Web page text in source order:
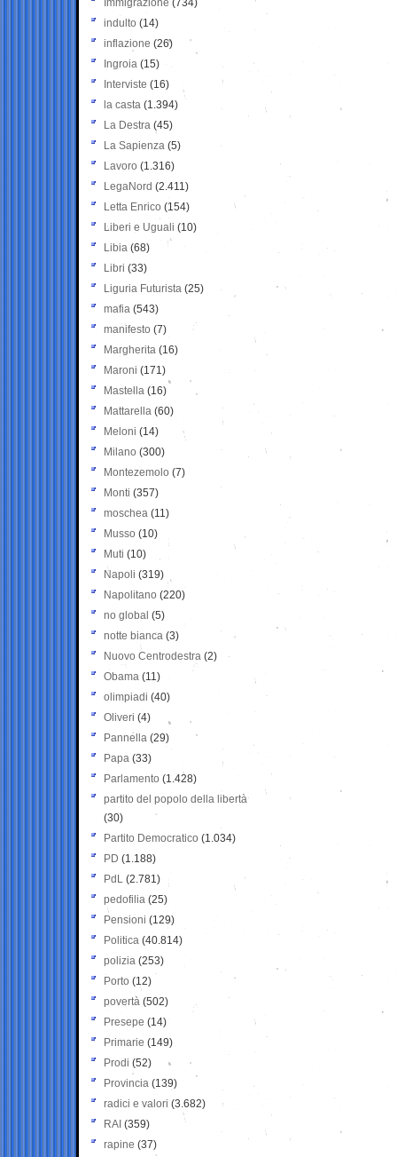
Immigrazione (734)
indulto (14)
inflazione (26)
Ingroia (15)
Interviste (16)
la casta (1.394)
La Destra (45)
La Sapienza (5)
Lavoro (1.316)
LegaNord (2.411)
Letta Enrico (154)
Liberi e Uguali (10)
Libia (68)
Libri (33)
Liguria Futurista (25)
mafia (543)
manifesto (7)
Margherita (16)
Maroni (171)
Mastella (16)
Mattarella (60)
Meloni (14)
Milano (300)
Montezemolo (7)
Monti (357)
moschea (11)
Musso (10)
Muti (10)
Napoli (319)
Napolitano (220)
no global (5)
notte bianca (3)
Nuovo Centrodestra (2)
Obama (11)
olimpiadi (40)
Oliveri (4)
Pannella (29)
Papa (33)
Parlamento (1.428)
partito del popolo della libertà
(30)
Partito Democratico (1.034)
PD (1.188)
PdL (2.781)
pedofilia (25)
Pensioni (129)
Politica (40.814)
polizia (253)
Porto (12)
povertà (502)
Presepe (14)
Primarie (149)
Prodi (52)
Provincia (139)
radici e valori (3.682)
RAI (359)
rapine (37)